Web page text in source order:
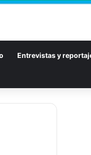
Entrevistas y